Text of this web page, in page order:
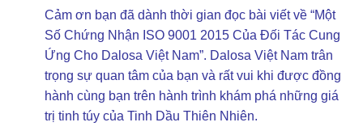
Cảm ơn bạn đã dành thời gian đọc bài viết về “Một
Số Chứng Nhận ISO 9001 2015 Của Đối Tác Cung
Ứng Cho Dalosa Việt Nam”. Dalosa Việt Nam trân
trọng sự quan tâm của bạn và rất vui khi được đồng
hành cùng bạn trên hành trình khám phá những giá
trị tinh túy của Tinh Dầu Thiên Nhiên.